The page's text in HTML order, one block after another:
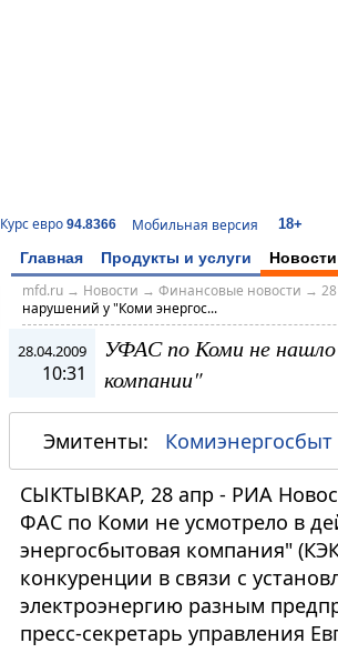
Курс евро 94.8366 Мобильная версия 18+
Главная Продукты и услуги Новости
mfd.ru→ Новости → Финансовые новости →
нарушений у "Коми энергос...
28.04.2009
10:31
УФАС по Коми не нашло
компании"
Эмитенты: Комиэнергосбыт
СЫКТЫВКАР, 28 апр - РИА
ФАС по Коми не усмотрело в
энергосбытовая компания"
конкуренции в связи с
электроэнергию разным
пресс-секретарь управления